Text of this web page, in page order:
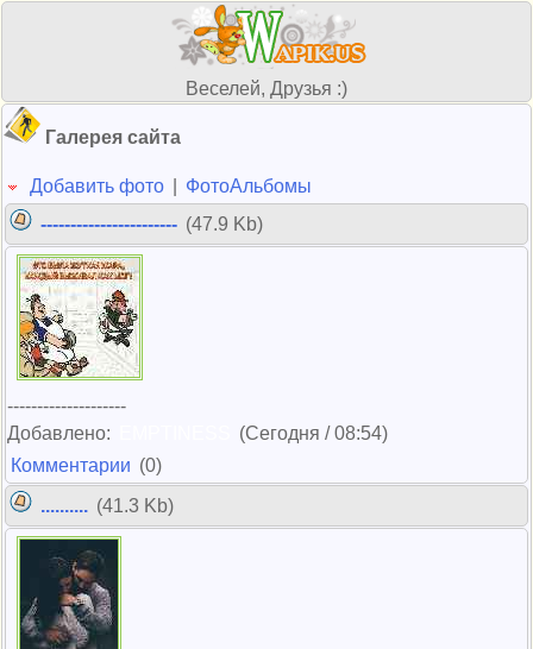
Веселей, Друзья :)
Галерея сайта
Добавить фото
ФотоАльбомы
----------------------- (47.9 Kb)
--------------------
Добавлено:
(Сегодня / 08:54)
Комментарии (0)
.......... (41.3 Kb)